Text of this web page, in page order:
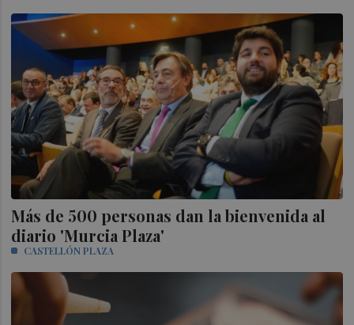
Más de 500 personas dan la bienvenida al
diario 'Murcia Plaza'
CASTELLÓN PLAZA